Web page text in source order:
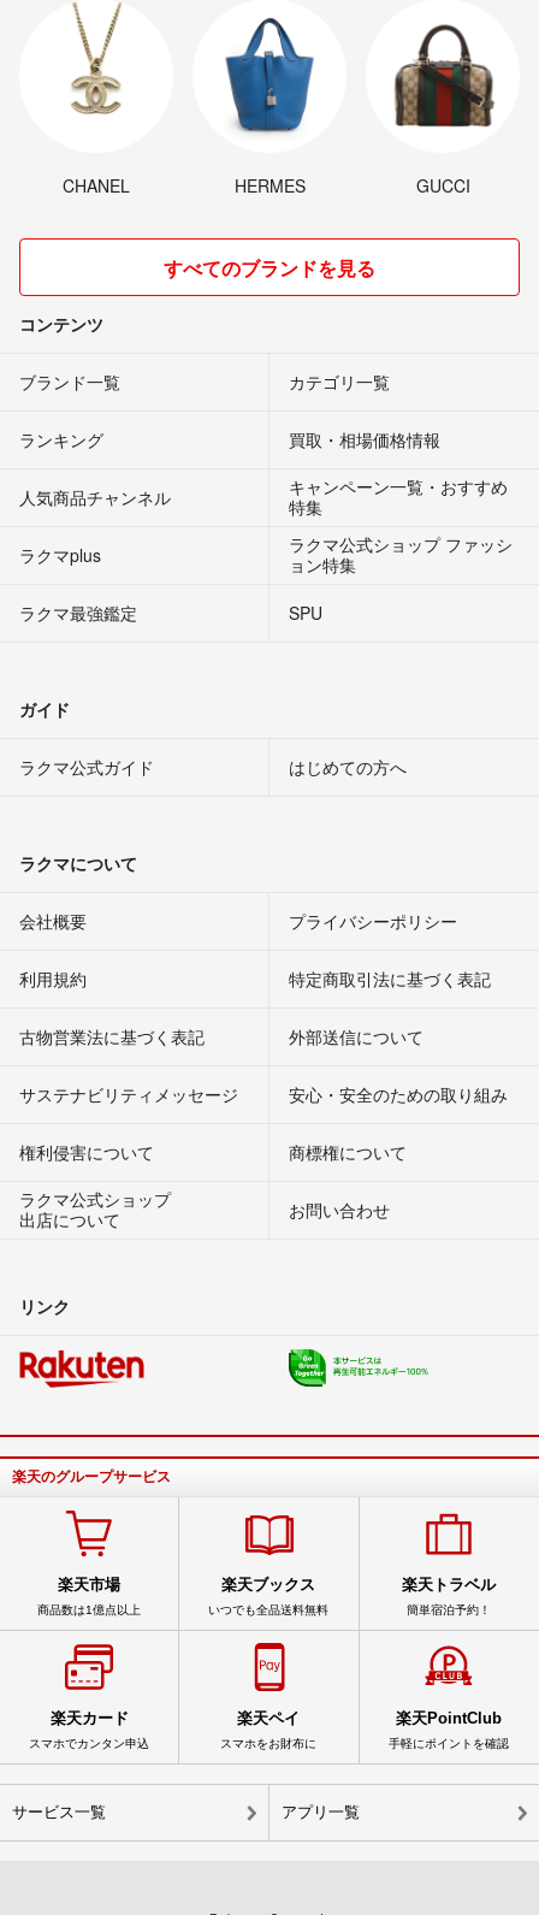
CHANEL HERMES GUCCI
すべてのブランドを見る
コンテンツ
ブランド一覧 カテゴリ一覧
ランキング 買取・相場価格情報
人気商品チャンネル
キャンペーン一覧・おすすめ
特集
ラクマplus
ラクマ公式ショップ ファッシ
ョン特集
ラクマ最強鑑定
SPU
ガイド
ラクマ公式ガイド はじめての方へ
ラクマについて
会社概要 プライバシーポリシー
利用規約 特定商取引法に基づく表記
古物営業法に基づく表記 外部送信について
サステナビリティメッセージ 安心・安全のための取り組み
権利侵害について
商標権について
ラクマ公式ショップ
出店について
お問い合わせ
リンク
楽天のグループサービス
楽天市場
商品数は1億点以上
楽天ブックス
いつでも全品送料無料
楽天トラベル
簡単宿泊予約！
楽天カード
スマホでカンタン申込
楽天ペイ
スマホをお財布に
楽天PointClub
手軽にポイントを確認
サービス一覧 アプリ一覧